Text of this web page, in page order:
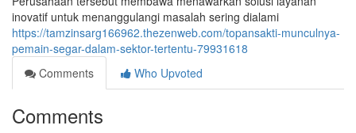
inovatif untuk menanggulangi masalah sering dialami
https://tamzinsarg166962.thezenweb.com/topansakti-munculnya-
pemain-segar-dalam-sektor-tertentu-79931618
Comments
Who Upvoted
Comments